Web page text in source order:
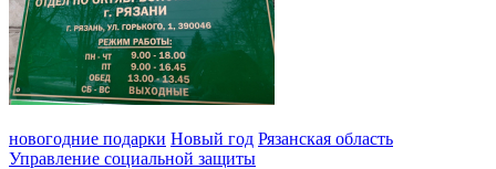
новогодние подарки Новый год Рязанская область
Управление социальной защиты